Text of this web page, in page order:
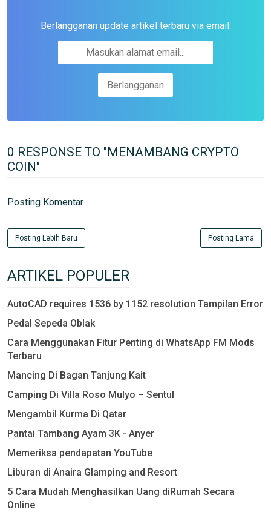
Berlangganan update artikel terbaru via email:
0 RESPONSE TO "MENAMBANG CRYPTO
COIN"
Posting Komentar
Posting Lebih Baru Posting Lama
ARTIKEL POPULER
AutoCAD requires 1536 by 1152 resolution Tampilan Error
Pedal Sepeda Oblak
Cara Menggunakan Fitur Penting di WhatsApp FM Mods
Terbaru
Mancing Di Bagan Tanjung Kait
Camping Di Villa Roso Mulyo – Sentul
Mengambil Kurma Di Qatar
Pantai Tambang Ayam 3K - Anyer
Memeriksa pendapatan YouTube
Liburan di Anaira Glamping and Resort
5 Cara Mudah Menghasilkan Uang diRumah Secara
Online